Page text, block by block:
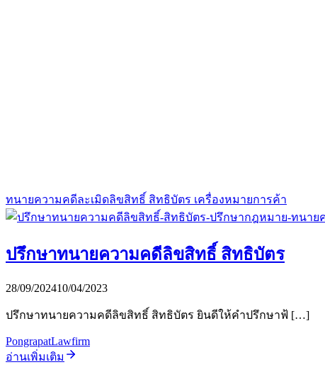
ทนายความคดีละเมิดลิขสิทธิ์ สิทธิบัตร เครื่องหมายการค้า
ปรึกษาทนายความคดีลิขสิทธิ์ สิทธิบัตร
28/09/202410/04/2023
ปรึกษาทนายความคดีลิขสิทธิ์ สิทธิบัตร ยินดีให้คำปรึกษาฟ้ […]
PongrapatLawfirm
อ่านเพิ่มเติม